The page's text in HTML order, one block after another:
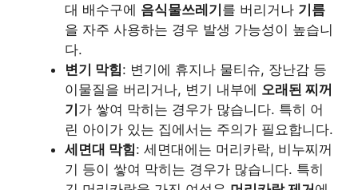
대 배수구에 음식물쓰레기를 버리거나 기름
을 자주 사용하는 경우 발생 가능성이 높습니
다.
변기 막힘: 변기에 휴지나 물티슈, 장난감 등
이물질을 버리거나, 변기 내부에 오래된 찌꺼
기가 쌓여 막히는 경우가 많습니다. 특히 어
린 아이가 있는 집에서는 주의가 필요합니다.
세면대 막힘: 세면대에는 머리카락, 비누찌꺼
기 등이 쌓여 막히는 경우가 많습니다. 특히